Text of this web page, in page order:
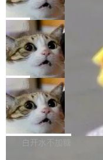
数字电视技术方向的博
频技...
超出原定预算 860%。
最终并未成功落地，而
达 5 个月，公司直到财
意味着一个无人看管的
里日夜不停地"烧钱"。 复
2027 年就能追上美国前
ngue 把原因归结为一件
AI 开发者在一个共享和
而美国模型厂商在"闭门
ding in silos"——各自为
断从他嘴里说出来分量
全球最大的开源 AI 平台
型。谁在开源赛道上领先
统，开发者工具必须开
五年前，David
一个问题：你写过什么
乎都是没有。工程师们
序给别人用。偶尔有人自
家居控制、家庭实验室，
aw 是 Shelley 的作者，
nt。他最近在博客上写了
简单：开发者工具必须
由软件情怀，而是一个
技术判断。 两行 prompt
局
DeepSeek Harness
网最大规模开源 Agent
一条内测招募帖，发出
会变成一场开源 Agent
DeepSeek Harness 团
i）在 X 上发帖： 「如果
关开源项目的开发者，
ness 的内测，可以回复
局
商汤 SenseNova
开源
商汤科技宣布面向社区
型的预览版本
白开水不加糖